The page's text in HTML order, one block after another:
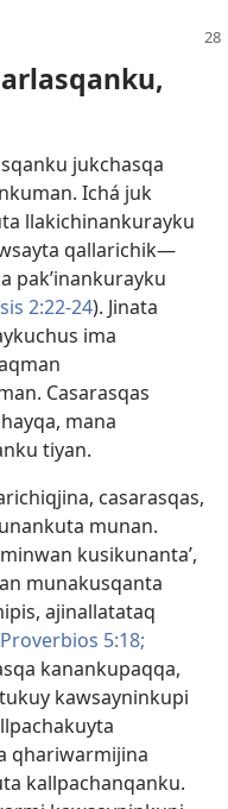
jukchasqa
Ichá juk
llakichinankurayku
qallarichik—
pakʼinankurayku
2:22-24). Jinata
ima
Casarasqas
mana
tiyan.
casarasqas,
munan.
kusikunanta’,
munakusqanta
ajinallatataq
Proverbios 5:18;
kanankupaqqa,
kawsayninkupi
qhariwarmijina
kallpachanqanku.